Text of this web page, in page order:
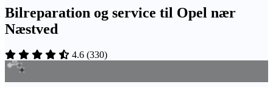
Bilreparation og service til Opel nær
Næstved
4.6 (330)